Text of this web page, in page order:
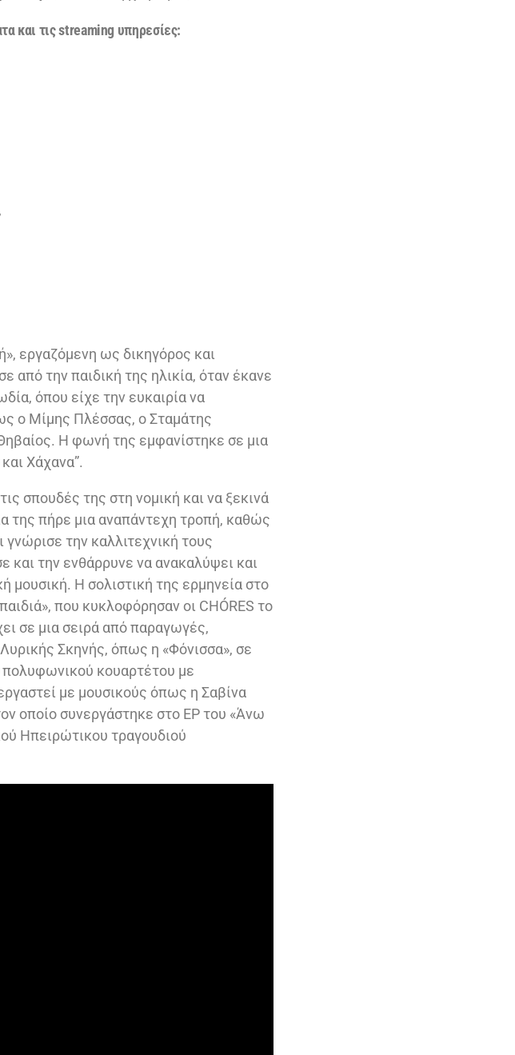
και τις streaming υπηρεσίες:
εργαζόμενη ως δικηγόρος και
από την παιδική της ηλικία, όταν έκανε
όπου είχε την ευκαιρία να
ο Μίμης Πλέσσας, ο Σταμάτης
Η φωνή της εμφανίστηκε σε μια
Χάχανα”.
σπουδές της στη νομική και να ξεκινά
της πήρε μια αναπάντεχη τροπή, καθώς
γνώρισε την καλλιτεχνική τους
και την ενθάρρυνε να ανακαλύψει και
μουσική. Η σολιστική της ερμηνεία στο
που κυκλοφόρησαν οι CHÓRES το
σε μια σειρά από παραγωγές,
Σκηνής, όπως η «Φόνισσα», σε
κουαρτέτου με
με μουσικούς όπως η Σαβίνα
οποίο συνεργάστηκε στο EP του «Άνω
Ηπειρώτικου τραγουδιού